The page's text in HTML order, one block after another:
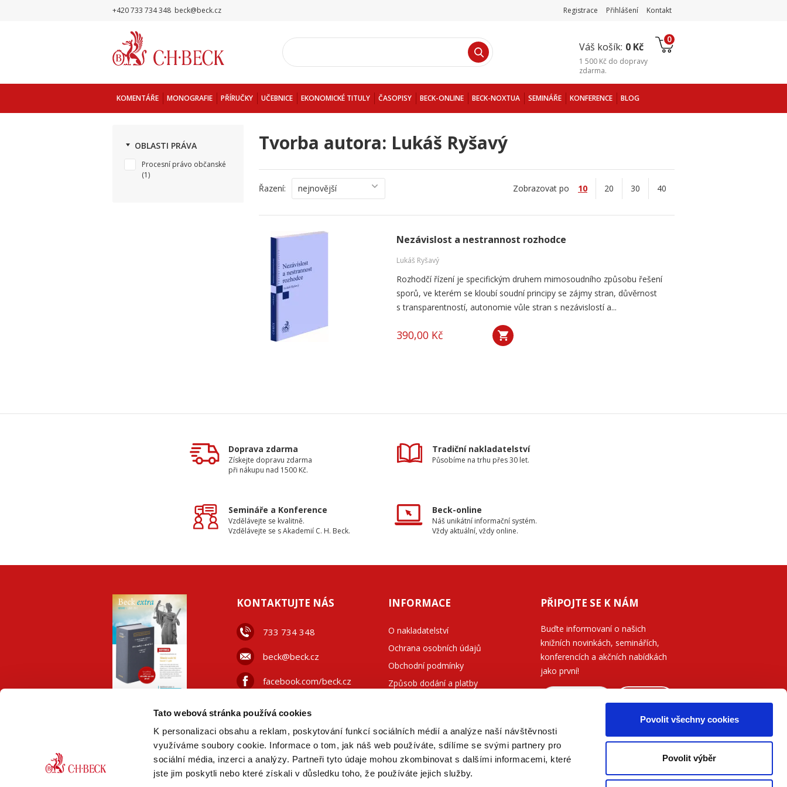
Tato webová stránka používá cookies
K personalizaci obsahu a reklam, poskytování funkcí sociálních médií a analýze naší návštěvnosti
využíváme soubory cookie. Informace o tom, jak náš web používáte, sdílíme se svými partnery pro
sociální média, inzerci a analýzy. Partneři tyto údaje mohou zkombinovat s dalšími informacemi, které
jste jim poskytli nebo které získali v důsledku toho, že používáte jejich služby.
Povolit všechny cookies
Povolit výběr
+420 733 734 348 beck@beck.cz Registrace Přihlášení Kontakt
Váš košík: 0 Kč
0
1 500 Kč do dopravy
zdarma.
KOMENTÁŘE MONOGRAFIE PŘÍRUČKY UČEBNICE EKONOMICKÉ TITULY ČASOPISY BECK-ONLINE BECK-NOXTUA SEMINÁŘE KONFERENCE BLOG
OBLASTI PRÁVA
Procesní právo občanské
(1)
Tvorba autora: Lukáš Ryšavý
Řazení: nejnovější Zobrazovat po 10 20 30 40
Nezávislost a nestrannost rozhodce
Lukáš Ryšavý
Rozhodčí řízení je specifickým druhem mimosoudního způsobu řešení
sporů, ve kterém se kloubí soudní principy se zájmy stran, důvěrnost
s transparentností, autonomie vůle stran s nezávislostí a...
390,00 Kč
Doprava zdarma
Získejte dopravu zdarma
při nákupu nad 1500 Kč.
Tradiční nakladatelství
Působíme na trhu přes 30 let.
Semináře a Konference
Vzdělávejte se kvalitně.
Vzdělávejte se s Akademií C. H. Beck.
Beck-online
Náš unikátní informační systém.
Vždy aktuální, vždy online.
PDF
VERZE
KONTAKTUJTE NÁS
733 734 348
beck@beck.cz
facebook.com/beck.cz
INFORMACE
O nakladatelství
Ochrana osobních údajů
Obchodní podmínky
Způsob dodání a platby
PŘIPOJTE SE K NÁM
Buďte informovaní o našich
knižních novinkách, seminářích,
konferencích a akčních nabídkách
jako první!
Přečtěte si, jak naše nakladatelství
nakládá s Vašimi
osobními údaji.